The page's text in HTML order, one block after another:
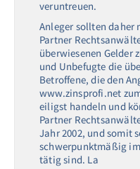
veruntreuen.
Anleger sollten daher
Partner
überwiesenen Gelder
und Unbefugte die
Betroffene, die den
www.zinsprofi.net
eiligst handeln und
Partner
Jahr 2002, und somit
schwerpunktmäßig
tätig sind. La